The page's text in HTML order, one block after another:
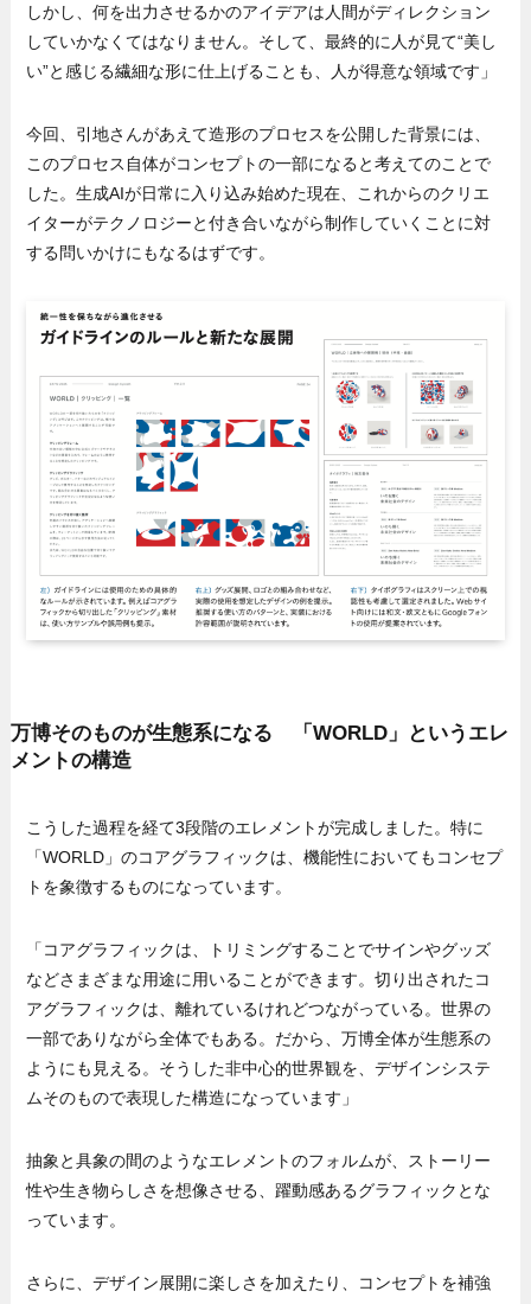
しかし、何を出力させるかのアイデアは人間がディレクション
していかなくてはなりません。そして、最終的に人が見て“美し
い”と感じる繊細な形に仕上げることも、人が得意な領域です」
今回、引地さんがあえて造形のプロセスを公開した背景には、
このプロセス自体がコンセプトの一部になると考えてのことで
した。生成AIが日常に入り込み始めた現在、これからのクリエ
イターがテクノロジーと付き合いながら制作していくことに対
する問いかけにもなるはずです。
万博そのものが生態系になる 「WORLD」というエレ
メントの構造
こうした過程を経て3段階のエレメントが完成しました。特に
「WORLD」のコアグラフィックは、機能性においてもコンセプ
トを象徴するものになっています。
「コアグラフィックは、トリミングすることでサインやグッズ
などさまざまな用途に用いることができます。切り出されたコ
アグラフィックは、離れているけれどつながっている。世界の
一部でありながら全体でもある。だから、万博全体が生態系の
ようにも見える。そうした非中心的世界観を、デザインシステ
ムそのもので表現した構造になっています」
抽象と具象の間のようなエレメントのフォルムが、ストーリー
性や生き物らしさを想像させる、躍動感あるグラフィックとな
っています。
さらに、デザイン展開に楽しさを加えたり、コンセプトを補強